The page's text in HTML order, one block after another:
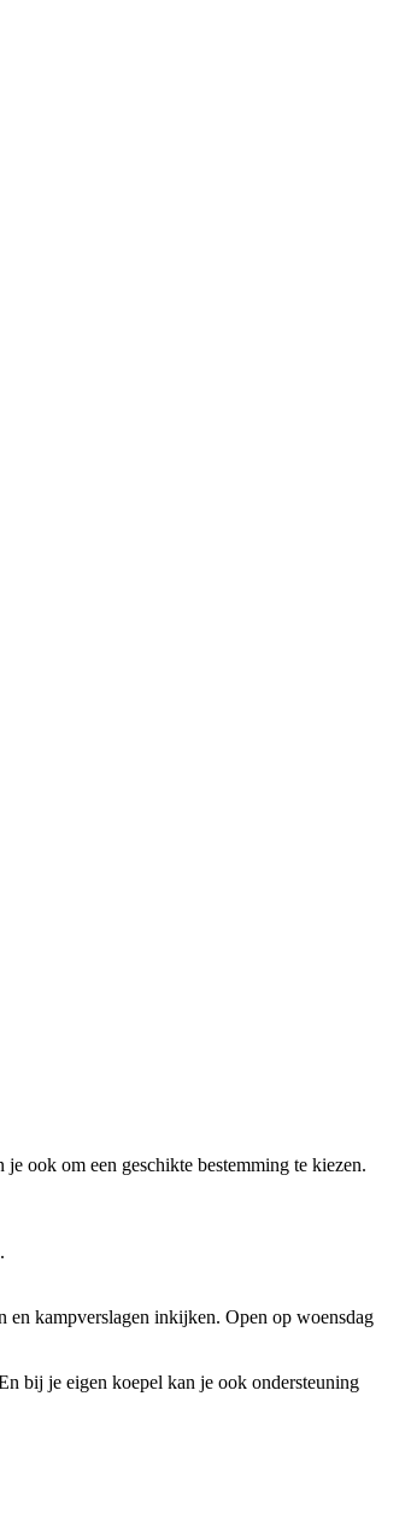
ook om een geschikte bestemming te kiezen.
en kampverslagen inkijken. Open op woensdag
bij je eigen koepel kan je ook ondersteuning